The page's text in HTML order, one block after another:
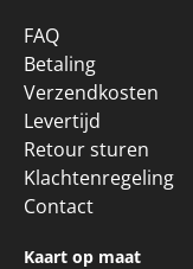
FAQ
Betaling
Verzendkosten
Levertijd
Retour sturen
Klachtenregeling
Contact
Kaart op maat